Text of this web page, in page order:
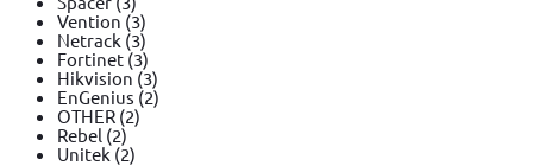
Vention (3)
Netrack (3)
Fortinet (3)
Hikvision (3)
EnGenius (2)
OTHER (2)
Rebel (2)
Unitek(2)